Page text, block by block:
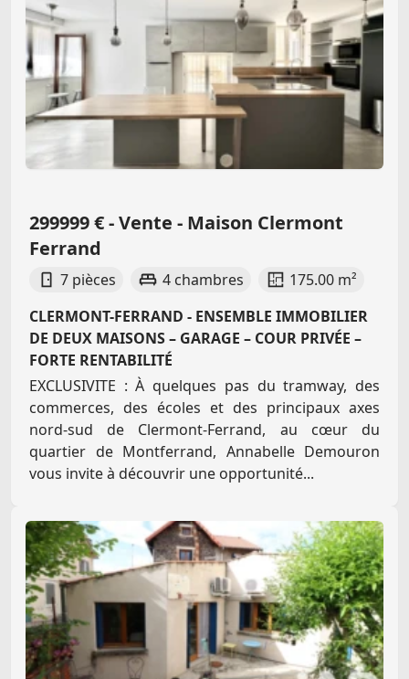
299999 € - Vente - Maison Clermont
Ferrand
7 pièces 4 chambres
175.00 m²
CLERMONT-FERRAND - ENSEMBLE IMMOBILIER
DE DEUX MAISONS – GARAGE – COUR PRIVÉE –
FORTE RENTABILITÉ
EXCLUSIVITE : À quelques pas du tramway, des
commerces, des écoles et des principaux axes
nord-sud de Clermont-Ferrand, au cœur du
quartier de Montferrand, Annabelle Demouron
vous invite à découvrir une opportunité...